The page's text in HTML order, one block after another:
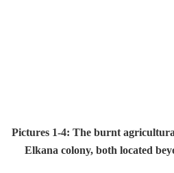
Pictures 1-4: The burnt
Elkana colony, both located